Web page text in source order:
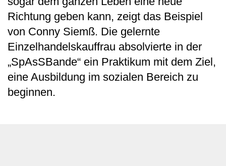
Richtung geben kann, zeigt das Beispiel
von Conny Siemß. Die gelernte
Einzelhandelskauffrau absolvierte in der
„SpAsSBande“ ein Praktikum mit dem Ziel,
eine Ausbildung im sozialen Bereich zu
beginnen.